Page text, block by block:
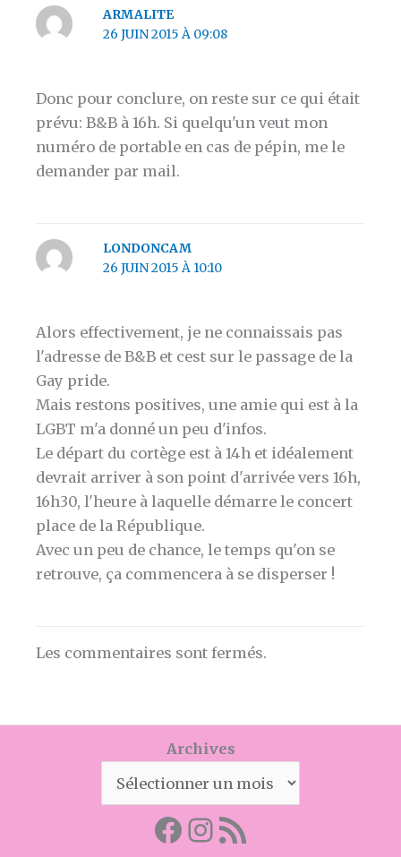
ARMALITE
26 JUIN 2015 À 09:08
Donc pour conclure, on reste sur ce qui était
prévu: B&B à 16h. Si quelqu'un veut mon
numéro de portable en cas de pépin, me le
demander par mail.
LONDONCAM
26 JUIN 2015 À 10:10
Alors effectivement, je ne connaissais pas
l'adresse de B&B et cest sur le passage de la
Gay pride.
Mais restons positives, une amie qui est à la
LGBT m'a donné un peu d'infos.
Le départ du cortège est à 14h et idéalement
devrait arriver à son point d'arrivée vers 16h,
16h30, l'heure à laquelle démarre le concert
place de la République.
Avec un peu de chance, le temps qu'on se
retrouve, ça commencera à se disperser !
Les commentaires sont fermés.
Archives
Facebook
Mon instagram
Abonnez-vous par RSS